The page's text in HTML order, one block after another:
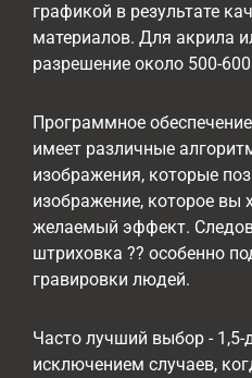
графикой в ​​результате
материалов. Для акрила
разрешение около 500-
Программное
имеет различные
изображения, которые
изображение, которое вы
желаемый эффект.
штриховка ?? особенно
гравировки людей.
Часто лучший выбор -
исключением случаев,